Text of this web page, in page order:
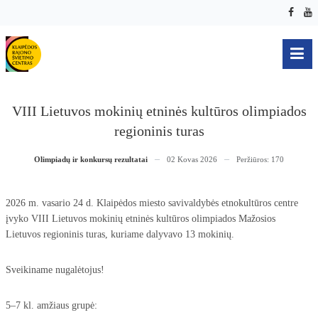
VIII Lietuvos mokinių etninės kultūros olimpiados
regioninis turas
Olimpiadų ir konkursų rezultatai 02 Kovas 2026 Peržiūros: 170
2026 m. vasario 24 d. Klaipėdos miesto savivaldybės etnokultūros centre
įvyko VIII Lietuvos mokinių etninės kultūros olimpiados Mažosios
Lietuvos regioninis turas, kuriame dalyvavo 13 mokinių.
Sveikiname nugalėtojus!
5–7 kl. amžiaus grupė: